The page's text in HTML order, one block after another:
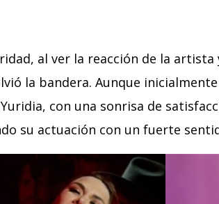
al ver la reacción de la
la bandera. Aunque
con una sonrisa de
su actuación con un fuerte